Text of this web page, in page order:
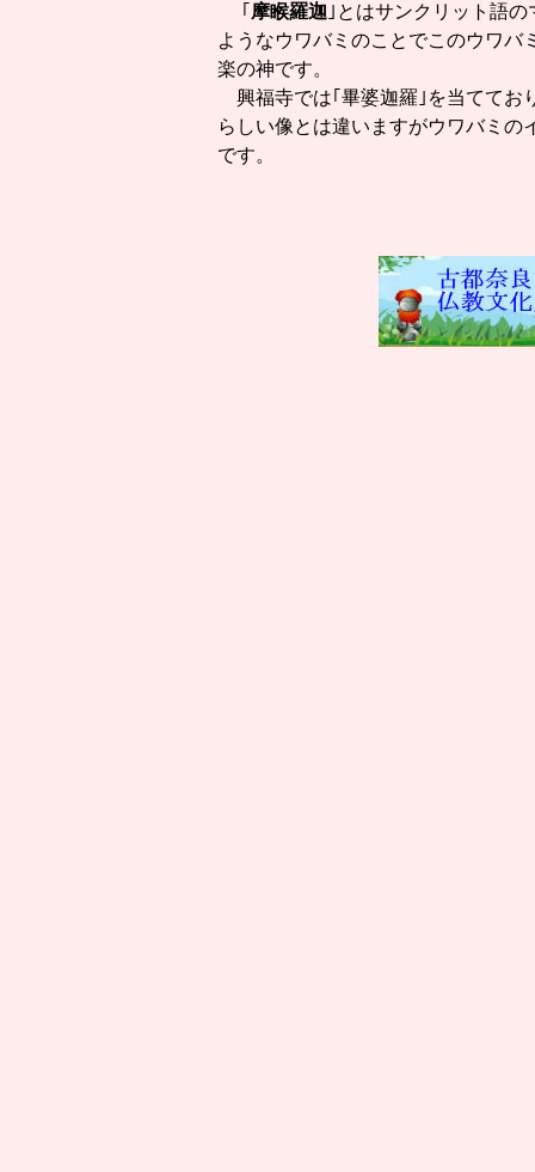
｢ 摩睺羅迦 ｣とはサンクリット語
ようなウワバミのことでこのウワバ
楽の神です。
興福寺では｢畢婆迦羅｣を当ててお
らしい像とは違いますがウワバミの
です。